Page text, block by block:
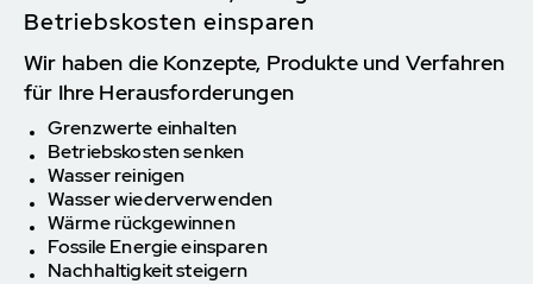
Betriebskosten einsparen
Wir haben die Konzepte, Produkte und Verfahren
für Ihre Herausforderungen
Grenzwerte einhalten
Betriebskosten senken
Wasser reinigen
Wasser wiederverwenden
Wärme rückgewinnen
Fossile Energie einsparen
Nachhaltigkeit steigern